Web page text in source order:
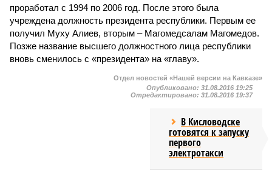
проработал с 1994 по 2006 год. После этого была
учреждена должность президента республики. Первым ее
получил Муху Алиев, вторым – Магомедсалам Магомедов.
Позже название высшего должностного лица республики
вновь сменилось с «президента» на «главу».
Отдел новостей «Нашей версии на Кавказе»
Опубликовано: 31.08.2016 19:25
Отредактировано: 31.08.2016 19:37
В Кисловодске
готовятся к запуску
первого
электротакси